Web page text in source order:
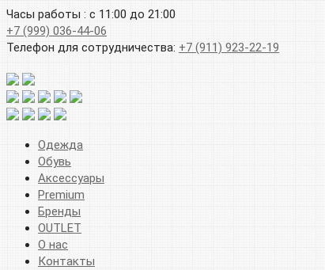
Часы работы : с 11:00 до 21:00
+7 (999) 036-44-06
Телефон для сотрудничества: +7 (911) 923-22-19
Одежда
Обувь
Аксессуары
Premium
Бренды
OUTLET
О нас
Контакты